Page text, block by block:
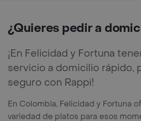
¿Quieres pedir a
¡En Felicidad y Fortuna
servicio a domicilio rápido,
seguro con Rappi!
En Colombia, Felicidad y Fortuna
variedad de platos para esos